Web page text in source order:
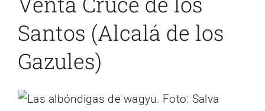
Santos (Alcalá de los
Gazules)